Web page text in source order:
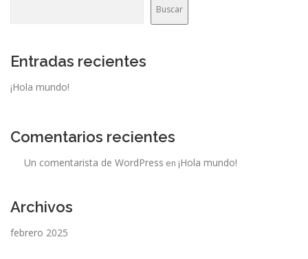
Buscar
Entradas recientes
¡Hola mundo!
Comentarios recientes
Un comentarista de WordPress en ¡Hola mundo!
Archivos
febrero 2025